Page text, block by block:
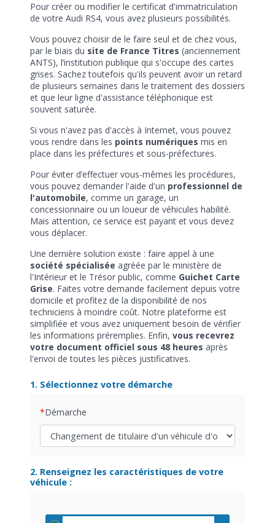
Pour créer ou modifier le certificat d'immatriculation
de votre Audi RS4, vous avez plusieurs possibilités.
Vous pouvez choisir de le faire seul et de chez vous,
par le biais du site de France Titres (anciennement
ANTS), l’institution publique qui s'occupe des cartes
grises. Sachez toutefois qu'ils peuvent avoir un retard
de plusieurs semaines dans le traitement des dossiers
et que leur ligne d'assistance téléphonique est
souvent saturée.
Si vous n'avez pas d'accès à Internet, vous pouvez
vous rendre dans les points numériques mis en
place dans les préfectures et sous-préfectures.
Pour éviter d’effectuer vous-mêmes les procédures,
vous pouvez demander l'aide d'un professionnel de
l'automobile, comme un garage, un
concessionnaire ou un loueur de véhicules habilité.
Mais attention, ce service est payant et vous devez
vous déplacer.
Une dernière solution existe : faire appel à une
société spécialisée agréée par le ministère de
l'Intérieur et le Trésor public, comme Guichet Carte
Grise. Faites votre demande facilement depuis votre
domicile et profitez de la disponibilité de nos
techniciens à moindre coût. Notre plateforme est
simplifiée et vous avez uniquement besoin de vérifier
les informations préremplies. Enfin, vous recevrez
votre document officiel sous 48 heures après
l'envoi de toutes les pièces justificatives.
1. Sélectionnez votre démarche
Démarche
2. Renseignez les caractéristiques de votre
véhicule :